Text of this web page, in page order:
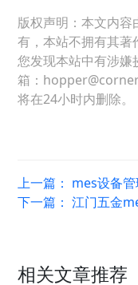
版权声明：本文内
有，本站不拥有其著
您发现本站中有涉嫌
箱：
将在24小时内删除。
上一篇： mes设备
下一篇：江门五金
相关文章推荐